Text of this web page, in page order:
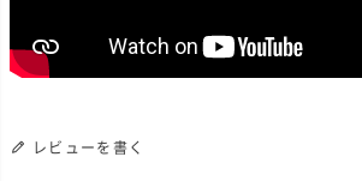
レビューを書く